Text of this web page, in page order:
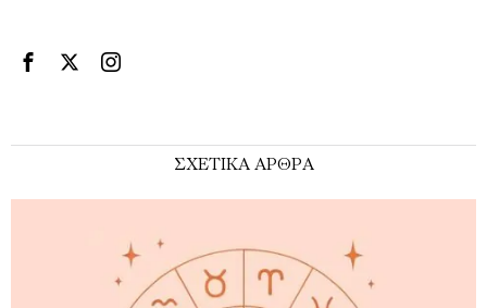
ΣΧΕΤΙΚΑ ΑΡΘΡΑ